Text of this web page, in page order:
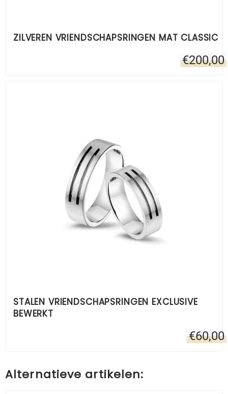
ZILVEREN VRIENDSCHAPSRINGEN MAT CLASSIC
€200,00
STALEN VRIENDSCHAPSRINGEN EXCLUSIVE
BEWERKT
€60,00
Alternatieve artikelen: